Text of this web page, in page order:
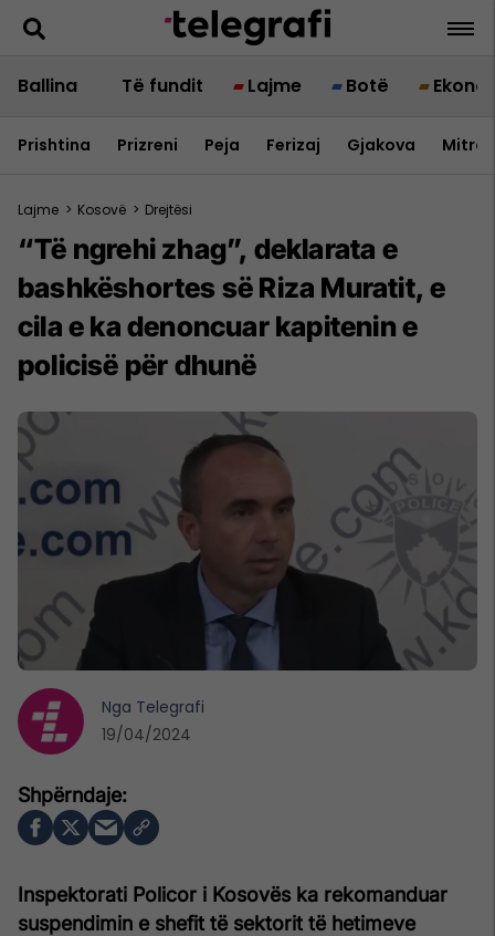
Ballina Të fundit Lajme Botë
Prishtina Prizreni Peja Ferizaj Gjakova
Lajme > Kosovë > Drejtësi
“Të ngrehi zhag”, deklarata e
bashkëshortes së Riza Muratit, e
cila e ka denoncuar kapitenin e
policisë për dhunë
Inspektorati Policor i Kosovës ka rekomanduar
suspendimin e shefit të sektorit të hetimeve
Nga Telegrafi
19/04/2024